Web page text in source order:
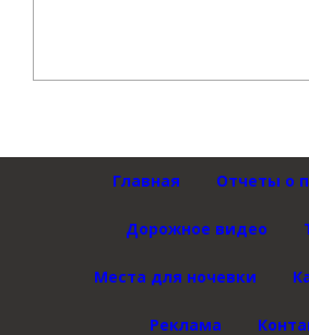
Главная Отчеты о
Дорожное видео
Места для ночевки
Реклама